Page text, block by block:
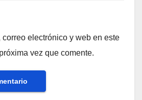
electrónico y web en este
vez que comente.